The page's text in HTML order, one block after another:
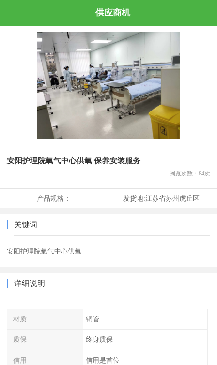
供应商机
安阳护理院氧气中心供氧 保养安装服务
浏览次数： 84次
产品规格： 发货地:江苏省苏州虎丘区
关键词
安阳护理院氧气中心供氧
详细说明
材质 铜管
质保 终身质保
信用 信用是首位